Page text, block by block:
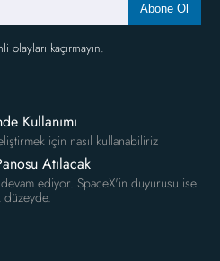
Abone Ol
olayları kaçırmayın.
Kullanımı
için nasıl kullanabiliriz
Atılacak
ediyor. SpaceX'in duyurusu ise
düzeyde.